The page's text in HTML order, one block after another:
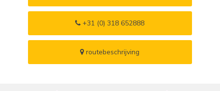
+31 (0) 318 652888
routebeschrijving